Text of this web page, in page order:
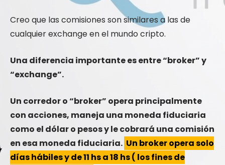
Creo que las comisiones son similares a las de
cualquier exchange en el mundo cripto.
Una diferencia importante es entre “broker” y
“exchange”.
Un corredor o “broker” opera principalmente
con acciones, maneja una moneda fiduciaria
como el dólar o pesos y le cobrará una comisión
en esa moneda fiduciaria. Un broker opera solo
días hábiles y de 11 hs a 18 hs ( los fines de